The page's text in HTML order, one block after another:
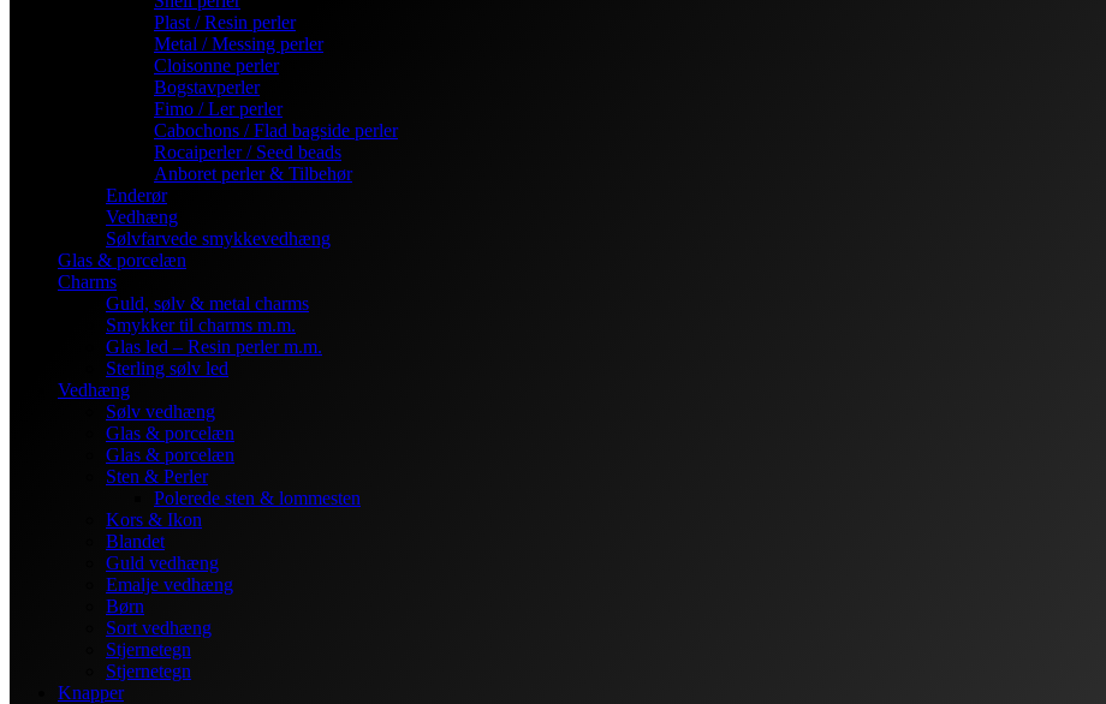
Plast / Resin perler
Metal / Messing perler
Cloisonne perler
Bogstavperler
Fimo / Ler perler
Cabochons / Flad bagside perler
Rocaiperler / Seed beads
Anboret perler & Tilbehør
Enderør
Vedhæng
Sølvfarvede smykkevedhæng
Glas & porcelæn
Charms
Guld, sølv & metal charms
Smykker til charms m.m.
Glas led – Resin perler m.m.
Sterling sølv led
Vedhæng
Sølv vedhæng
Glas & porcelæn
Glas & porcelæn
Sten & Perler
Polerede sten & lommesten
Kors & Ikon
Blandet
Guld vedhæng
Emalje vedhæng
Børn
Sort vedhæng
Stjernetegn
Stjernetegn
Knapper